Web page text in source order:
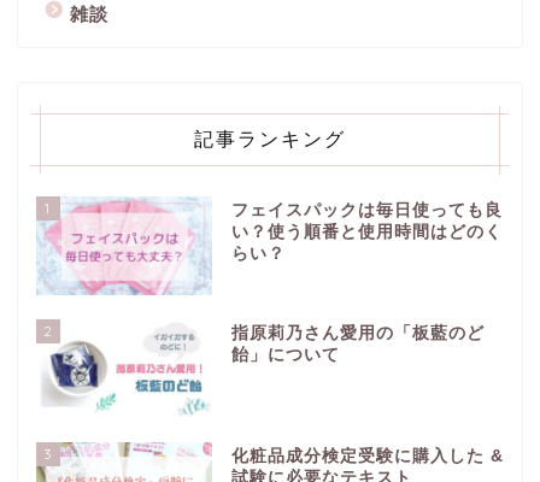
雑談
記事ランキング
1
フェイスパックは毎日使っても良
い？使う順番と使用時間はどのく
らい？
2
指原莉乃さん愛用の「板藍のど
飴」について
3
化粧品成分検定受験に購入した &
試験に必要なテキスト